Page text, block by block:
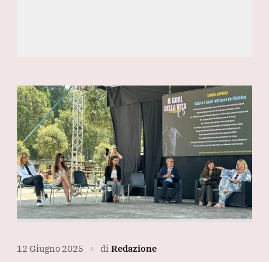
12 Giugno 2025 ∎ di Redazione